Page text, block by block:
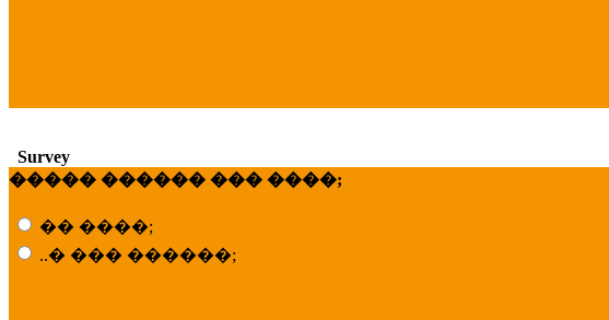
Survey
����� ������ ��� ����;
�� ����;
..� ��� ������;